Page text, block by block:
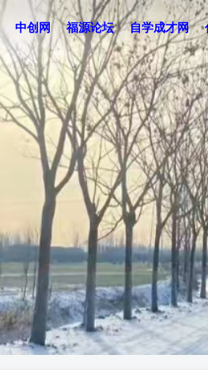
中创网 福源论坛 自学成才网